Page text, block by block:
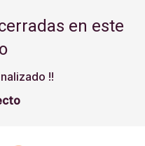
en este
!!